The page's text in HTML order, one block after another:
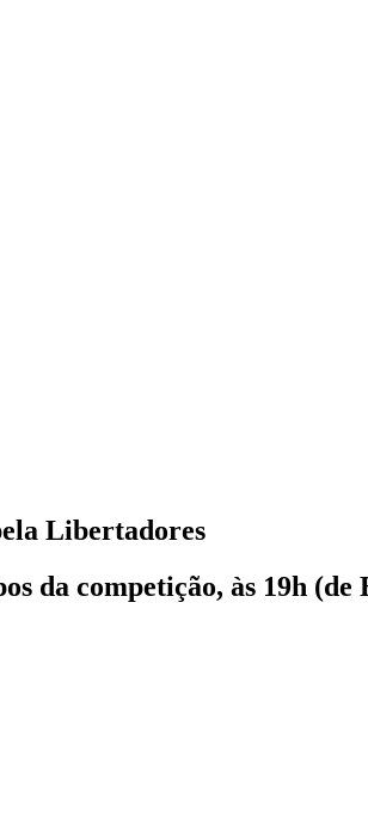
Libertadores
da competição, às 19h (de